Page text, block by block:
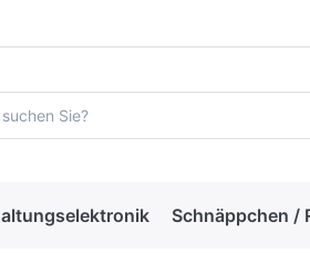
Schnäppchen /